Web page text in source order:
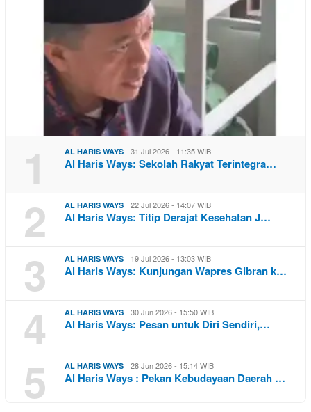
1 AL HARIS WAYS 31 Jul 2026 - 11:35 WIB
Al Haris Ways: Sekolah Rakyat Terintegra…
2 AL HARIS WAYS 22 Jul 2026 - 14:07 WIB
Al Haris Ways: Titip Derajat Kesehatan J…
3 AL HARIS WAYS 19 Jul 2026 - 13:03 WIB
Al Haris Ways: Kunjungan Wapres Gibran k…
4 AL HARIS WAYS 30 Jun 2026 - 15:50 WIB
Al Haris Ways: Pesan untuk Diri Sendiri,…
5 AL HARIS WAYS 28 Jun 2026 - 15:14 WIB
Al Haris Ways : Pekan Kebudayaan Daerah …